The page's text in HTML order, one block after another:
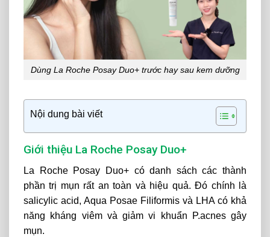
Dùng La Roche Posay Duo+ trước hay sau kem dưỡng
Nội dung bài viết
Giới thiệu La Roche Posay Duo+
La Roche Posay Duo+ có danh sách các thành
phần trị mụn rất an toàn và hiệu quả. Đó chính là
salicylic acid, Aqua Posae Filiformis và LHA có khả
năng kháng viêm và giảm vi khuẩn P.acnes gây
mụn.